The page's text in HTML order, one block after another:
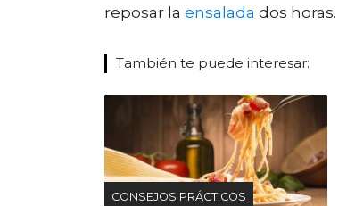
reposar la ensalada dos horas.
También te puede interesar:
CONSEJOS PRÁCTICOS